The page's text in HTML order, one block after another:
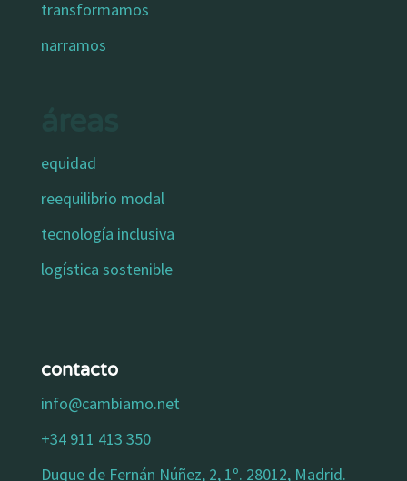
transformamos
narramos
equidad
reequilibrio modal
tecnología inclusiva
logística sostenible
contacto
info@cambiamo.net
+34 911 413 350
Duque de Fernán Núñez, 2, 1º. 28012, Madrid.